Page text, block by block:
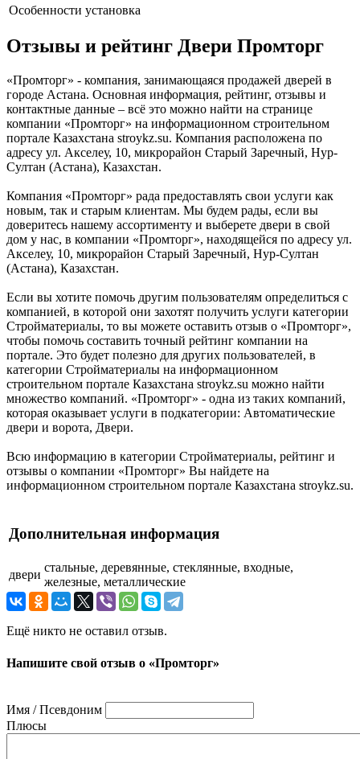
Особенности установка
Отзывы и рейтинг Двери Промторг
«Промторг» - компания, занимающаяся продажей дверей в
городе Астана. Основная информация, рейтинг, отзывы и
контактные данные – всё это можно найти на странице
компании «Промторг» на информационном строительном
портале Казахстана stroykz.su. Компания расположена по
адресу ул. Акселеу, 10, микрорайон Старый Заречный, Нур-
Султан (Астана), Казахстан.
Компания «Промторг» рада предоставлять свои услуги как
новым, так и старым клиентам. Мы будем рады, если вы
доверитесь нашему ассортименту и выберете двери в свой
дом у нас, в компании «Промторг», находящейся по адресу ул.
Акселеу, 10, микрорайон Старый Заречный, Нур-Султан
(Астана), Казахстан.
Если вы хотите помочь другим пользователям определиться с
компанией, в которой они захотят получить услуги категории
Стройматериалы, то вы можете оставить отзыв о «Промторг»,
чтобы помочь составить точный рейтинг компании на
портале. Это будет полезно для других пользователей, в
категории Стройматериалы на информационном
строительном портале Казахстана stroykz.su можно найти
множество компаний. «Промторг» - одна из таких компаний,
которая оказывает услуги в подкатегории: Автоматические
двери и ворота, Двери.
Всю информацию в категории Стройматериалы, рейтинг и
отзывы о компании «Промторг» Вы найдете на
информационном строительном портале Казахстана stroykz.su.
Дополнительная информация
двери
стальные, деревянные, стеклянные, входные,
железные, металлические
Ещё никто не оставил отзыв.
Напишите свой отзыв о «Промторг»
Имя / Псевдоним
Плюсы